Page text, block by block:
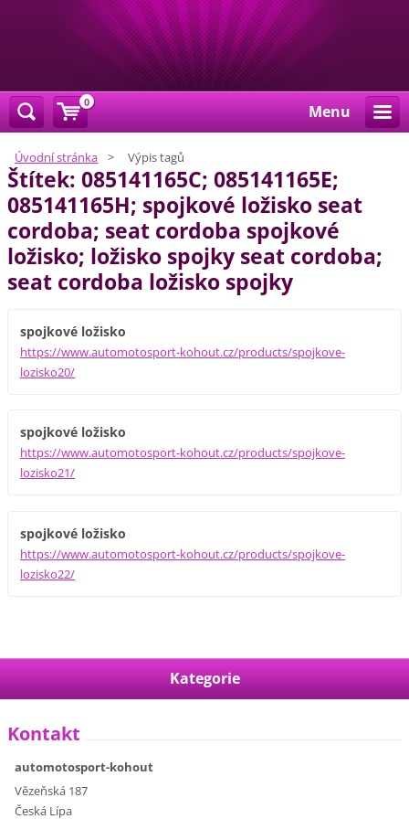
Menu
Úvodní stránka > Výpis tagů
Štítek: 085141165C; 085141165E;
085141165H; spojkové ložisko seat
cordoba; seat cordoba spojkové
ložisko; ložisko spojky seat cordoba;
seat cordoba ložisko spojky
spojkové ložisko
https://www.automotosport-kohout.cz/products/spojkove-
lozisko20/
spojkové ložisko
https://www.automotosport-kohout.cz/products/spojkove-
lozisko21/
spojkové ložisko
https://www.automotosport-kohout.cz/products/spojkove-
lozisko22/
Kategorie
Kontakt
automotosport-kohout
Vězeňská 187
Česká Lípa
0